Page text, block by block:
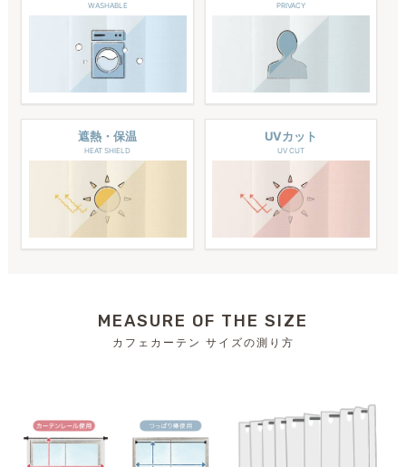
WASHABLE PRIVACY
遮熱・保温
HEAT SHIELD
UVカット
UV CUT
MEASURE OF THE SIZE
カフェカーテン サイズの測り方